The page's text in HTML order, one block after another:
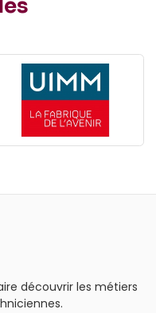
découvrir les métiers